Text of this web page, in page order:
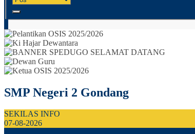
SMP Negeri 2 Gondang
SEKILAS INFO
07-08-2026